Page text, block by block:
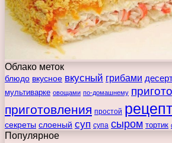
Облако меток
блюдо вкусное вкусный грибами
мультиварке овощами по-домашнему
приготовления простой рецепт
секреты слоеный суп супа сыром тортик
Популярное